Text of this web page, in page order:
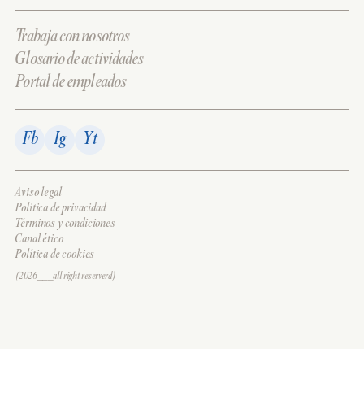
Trabaja con nosotros
Glosario de actividades
Portal de empleados
Fb Ig Yt
Aviso legal
Política de privacidad
Términos y condiciones
Canal ético
Política de cookies
(2026___all right reserverd)